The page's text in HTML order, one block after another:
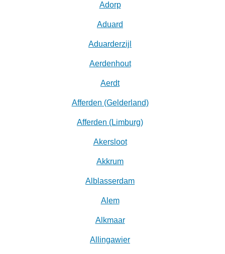
Adorp
Aduard
Aduarderzijl
Aerdenhout
Aerdt
Afferden (Gelderland)
Afferden (Limburg)
Akersloot
Akkrum
Alblasserdam
Alem
Alkmaar
Allingawier